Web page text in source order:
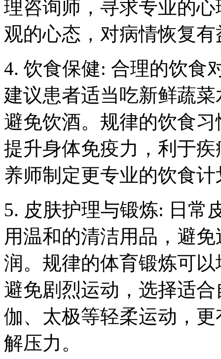
理咨询师，寻求专业的
观的心态，对病情恢复有
4. 饮食保健: 合理的饮食
建议患者适当吃新鲜蔬
避免饮酒。规律的饮食
提升身体免疫力，利于
养师制定更专业的饮食计
5. 皮肤护理与锻炼: 日常
用温和的清洁用品，避
润。规律的体育锻炼可
避免剧烈运动，选择适
伽、太极等轻柔运动，
解压力。